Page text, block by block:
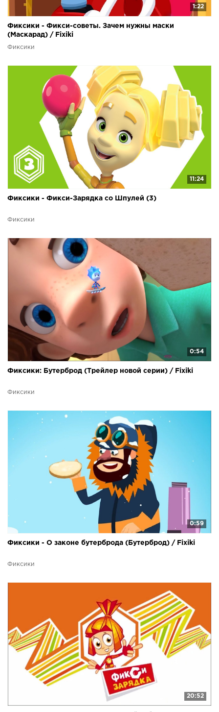
1:22
Фиксики - Фикси-советы. Зачем нужны маски
(Маскарад) / Fixiki
Фиксики
11:24
Фиксики - Фикси-Зарядка со Шпулей (3)
Фиксики
0:54
Фиксики: Бутерброд (Трейлер новой серии) / Fixiki
Фиксики
0:59
Фиксики - О законе бутерброда (Бутерброд) / Fixiki
Фиксики
20:52